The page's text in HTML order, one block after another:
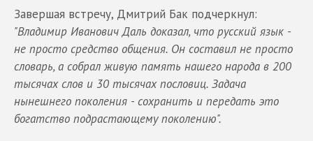
Завершая встречу, Дмитрий Бак подчеркнул:
"Владимир Иванович Даль доказал, что русский язык -
не просто средство общения. Он составил не просто
словарь, а собрал живую память нашего народа в 200
тысячах слов и 30 тысячах пословиц. Задача
нынешнего поколения - сохранить и передать это
богатство подрастающему поколению".